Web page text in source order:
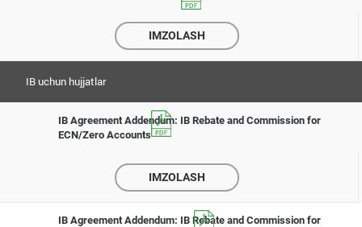
IMZOLASH
IB uchun hujjatlar
IB Agreement Addendum: IB Rebate and Commission for
ECN/Zero Accounts
IMZOLASH
IB Agreement Addendum: IB Rebate and Commission for